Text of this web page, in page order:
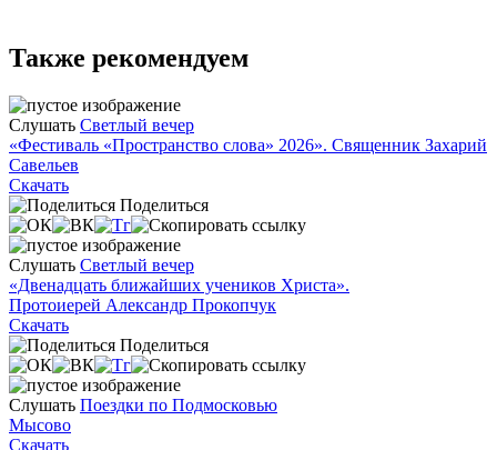
Также рекомендуем
Слушать Светлый вечер
«Фестиваль «Пространство слова» 2026». Священник Захарий
Савельев
Скачать
Поделиться
Слушать Светлый вечер
«Двенадцать ближайших учеников Христа».
Протоиерей Александр Прокопчук
Скачать
Поделиться
Слушать Поездки по Подмосковью
Мысово
Скачать